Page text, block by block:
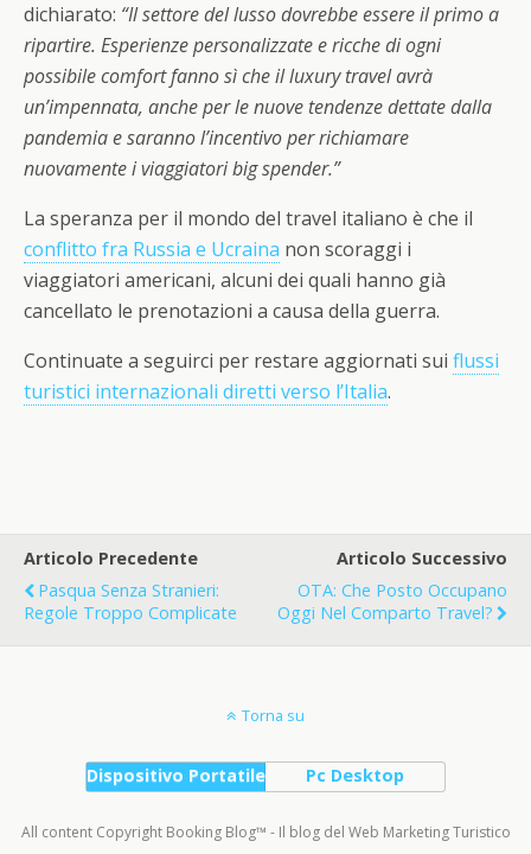
dichiarato: “Il settore del lusso dovrebbe essere il primo a
ripartire. Esperienze personalizzate e ricche di ogni
possibile comfort fanno sì che il luxury travel avrà
un’impennata, anche per le nuove tendenze dettate dalla
pandemia e saranno l’incentivo per richiamare
nuovamente i viaggiatori big spender.”
La speranza per il mondo del travel italiano è che il
conflitto fra Russia e Ucraina non scoraggi i
viaggiatori americani, alcuni dei quali hanno già
cancellato le prenotazioni a causa della guerra.
Continuate a seguirci per restare aggiornati sui flussi
turistici internazionali diretti verso l’Italia.
Articolo Precedente
Pasqua Senza Stranieri:
Regole Troppo Complicate
Articolo Successivo
OTA: Che Posto Occupano
Oggi Nel Comparto Travel?
Torna su
Dispositivo Portatile Pc Desktop
All content Copyright Booking Blog™ - Il blog del Web Marketing Turistico